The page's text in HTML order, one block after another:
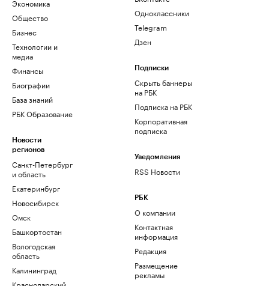
Экономика
Общество
Бизнес
Технологии и
медиа
Финансы
Биографии
База знаний
РБК Образование
Новости
регионов
Санкт-Петербург
и область
Екатеринбург
Новосибирск
Омск
Башкортостан
Вологодская
область
Калининград
Одноклассники
Telegram
Дзен
Подписки
Скрыть баннеры
на РБК
Подписка на РБК
Корпоративная
подписка
Уведомления
RSS Новости
РБК
О компании
Контактная
информация
Редакция
Размещение
рекламы